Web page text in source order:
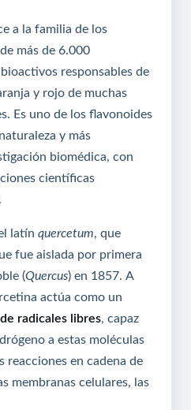
a la familia de los
más de 6.000
responsables de
y rojo de muchas
Es uno de los flavonoides
y más
biomédica, con
científicas
latín quercetum , que
fue aislada por primera
(Quercus) en 1857. A
actúa como un
radicales libres , capaz
a estas moléculas
reacciones en cadena de
membranas celulares, las